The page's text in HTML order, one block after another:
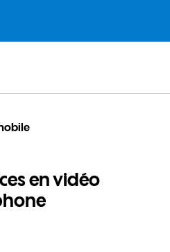
en vidéo